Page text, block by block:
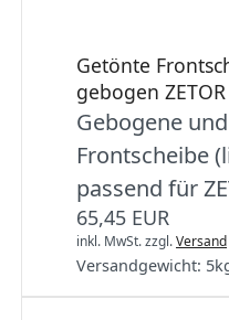
Getönte
gebogen
Gebogene
Frontscheibe
passend für
65,45 EUR
inkl. MwSt.zzgl.Versand
Versandgewicht: 5